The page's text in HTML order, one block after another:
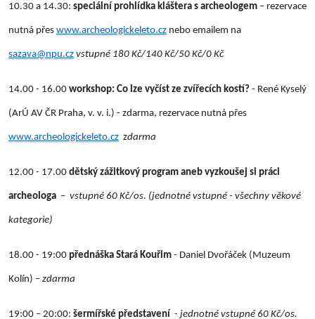
10.30 a 14.30: speciální prohlídka kláštera s archeologem – rezervace
nutná přes www.archeologickeleto.cz nebo emailem na
sazava@npu.cz vstupné 180 Kč/140 Kč/50 Kč/0 Kč
14.00 - 16.00 workshop: Co lze vyčíst ze zvířecích kostí? - René Kyselý
(ArÚ AV ČR Praha, v. v. i.) - zdarma, rezervace nutná přes
www.archeologickeleto.cz zdarma
12.00 - 17.00 dětský zážitkový program aneb vyzkoušej si práci
archeologa – vstupné 60 Kč/os. (jednotné vstupné - všechny věkové
kategorie)
18.00 - 19:00 přednáška Stará Kouřim - Daniel Dvořáček (Muzeum
Kolín) – zdarma
19:00 – 20:00: šermířské představení - jednotné vstupné 60 Kč/os.